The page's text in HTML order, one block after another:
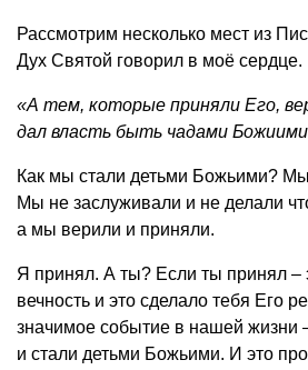
Рассмотрим несколько мест из
Дух Святой говорил в моё сердце.
«А тем, которые приняли Его,
дал власть быть чадами
Как мы стали детьми Божьими?
Мы не заслуживали и не делали
а мы верили и приняли.
Я принял. А ты? Если ты принял –
вечность и это сделало тебя Его
значимое событие в нашей жизни
и стали детьми Божьими. И это